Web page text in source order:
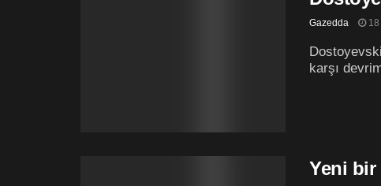
Gazedda 18
karşı
Yeni bir